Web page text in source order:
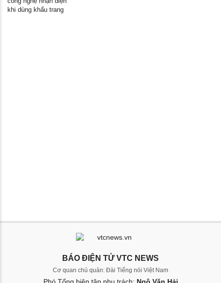
BÁO ĐIỆN TỬ VTC NEWS
Cơ quan chủ quản: Đài Tiếng nói Việt Nam